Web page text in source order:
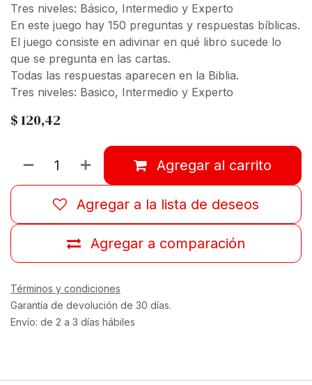
Tres niveles: Básico, Intermedio y Experto
En este juego hay 150 preguntas y respuestas bíblicas.
El juego consiste en adivinar en qué libro sucede lo
que se pregunta en las cartas.
Todas las respuestas aparecen en la Biblia.
Tres niveles: Basico, Intermedio y Experto
$120,42
Agregar al carrito
Agregar a comparación
Agregar a la lista de deseos
Términos y condiciones
Garantía de devolución de 30 días.
Envío: de 2 a 3 días hábiles